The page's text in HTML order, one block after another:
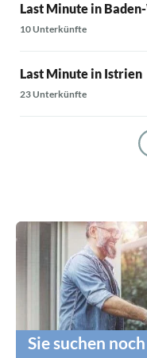
Last Minute in
10 Unterkünfte
Last Minute in Istrien
23 Unterkünfte
Sie suchen